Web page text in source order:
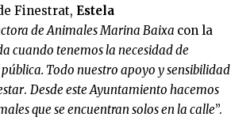
Finestrat, Estela
de Animales Marina Baixa con la
cuando tenemos la necesidad de
Todo nuestro apoyo y sensibilidad
. Desde este Ayuntamiento hacemos
que se encuentran solos en la calle”.